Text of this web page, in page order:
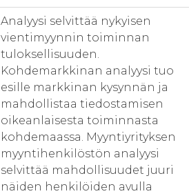
Analyysi selvittää nykyisen
vientimyynnin toiminnan
tuloksellisuuden.
Kohdemarkkinan analyysi tuo
esille markkinan kysynnän ja
mahdollistaa tiedostamisen
oikeanlaisesta toiminnasta
kohdemaassa. Myyntiyrityksen
myyntihenkilöstön analyysi
selvittää mahdollisuudet juuri
näiden henkilöiden avulla